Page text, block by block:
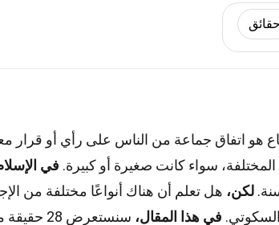
حقائق
هو اتفاق جماعة من الناس على رأي أو قرار
سواء كانت صغيرة أو كبيرة. في
لكن، هل تعلم أن هناك أنواعًا مختلفة من
السكوتي. في هذا المقال،
سنستعرض